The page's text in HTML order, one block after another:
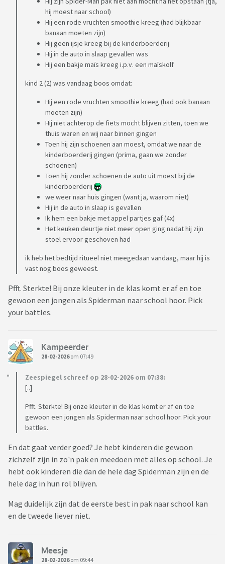
hij moest naar school)
Hij een rode vruchten smoothie kreeg (had blijkbaar
banaan moeten zijn)
Hij geen ijsje kreeg bij de kinderboerderij
Hij in de auto in slaap gevallen was
Hij een bakje maïs kreeg i.p.v. een maïskolf
kind 2 (2) was vandaag boos omdat:
Hij een rode vruchten smoothie kreeg (had ook banaan
moeten zijn)
Hij niet achterop de fiets mocht blijven zitten, toen we
thuis waren en wij naar binnen gingen
Toen hij zijn schoenen aan moest, omdat we naar de
kinderboerderij gingen (prima, gaan we zonder
schoenen)
Toen hij zonder schoenen de auto uit moest bij de
kinderboerderij
we weer naar huis gingen (want ja, waarom niet)
Hij in de auto in slaap is gevallen
Ik hem een bakje met appel partjes gaf (4x)
Het keuken deurtje niet meer open ging nadat hij zijn
stoel ervoor geschoven had
ik heb het bedtijd ritueel niet meegedaan vandaag, maar hij is
vast nog boos geweest.
Pfft. Sterkte! Bij onze kleuter in de klas komt er af en toe
gewoon een jongen als Spiderman naar school hoor. Pick
your battles.
Kampeerder
28-02-2026om 07:49
Zeespiegel schreef op 28-02-2026 om 07:38:
[..]
Pfft. Sterkte! Bij onze kleuter in de klas komt er af en toe
gewoon een jongen als Spiderman naar school hoor. Pick your
battles.
En dat gaat verder goed? Je hebt kinderen die gewoon
zichzelf zijn in zo'n pak en meedoen met alles op school. Je
hebt ook kinderen die dan de hele dag Spiderman zijn en de
hele dag in hun rol blijven.
Mag duidelijk zijn dat de eerste best in pak naar school kan
en de tweede liever niet.
Meesje
28-02-2026om 09:44